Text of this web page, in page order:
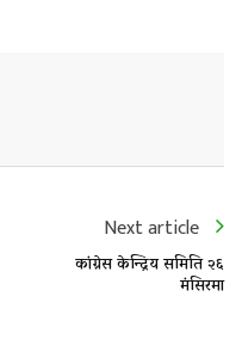
Next article
कांग्रेस केन्द्रिय समिति २६
मंसिरमा